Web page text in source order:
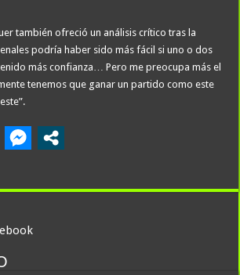
también ofreció un análisis crítico tras la
podría haber sido más fácil si uno o dos
más confianza… Pero me preocupa más el
tenemos que ganar un partido como este